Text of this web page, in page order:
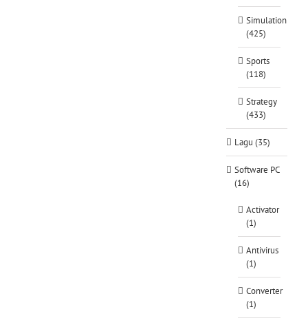
Simulation
(425)
Sports
(118)
Strategy
(433)
Lagu (35)
Software PC
(16)
Activator
(1)
Antivirus
(1)
Converter
(1)